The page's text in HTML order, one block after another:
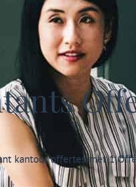
kantoor offertes met 1